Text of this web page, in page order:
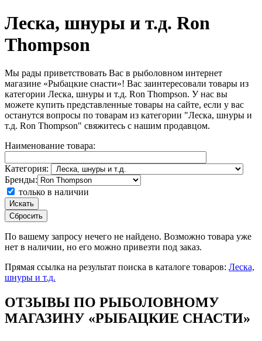
Леска, шнуры и т.д. Ron
Thompson
Мы рады приветствовать Вас в рыболовном интернет
магазине «Рыбацкие снасти»! Вас заинтересовали товары из
категории Леска, шнуры и т.д. Ron Thompson. У нас вы
можете купить представленные товары на сайте, если у вас
останутся вопросы по товарам из категории "Леска, шнуры и
т.д. Ron Thompson" свяжитесь с нашим продавцом.
Наименование товара:
Категория:
Бренды:
только в наличии
Искать
Сбросить
По вашему запросу нечего не найдено. Возможно товара уже
нет в наличии, но его можно привезти под заказ.
Прямая ссылка на результат поиска в каталоге товаров: Леска,
шнуры и т.д.
ОТЗЫВЫ ПО РЫБОЛОВНОМУ
МАГАЗИНУ «РЫБАЦКИЕ СНАСТИ»